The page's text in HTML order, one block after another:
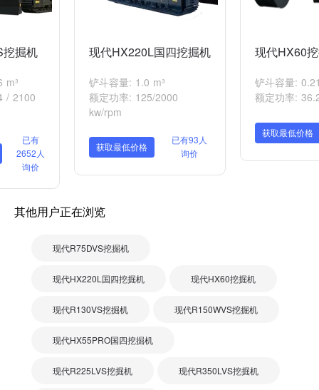
掘机
m³
/ 2100
已有
2652人
询价
现代HX220L国四挖掘机
铲斗容量: 1.0 m³
额定功率: 125/2000
kw/rpm
获取最低价格
已有93人
询价
现代HX60
铲斗容量:
额定功率:
获取最低价格
其他用户正在浏览
现代R75DVS挖掘机
现代HX220L国四挖掘机 现代HX60挖掘机
现代R130VS挖掘机 现代R150WVS挖掘机
现代HX55PRO国四挖掘机
现代R225LVS挖掘机 现代R350LVS挖掘机